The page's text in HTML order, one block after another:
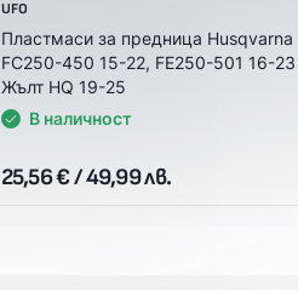
UFO
Пластмаси за предница Husqvarna
FC250-450 15-22, FE250-501 16-23
Жълт HQ 19-25
В наличност
25,56 € / 49,99 лв.